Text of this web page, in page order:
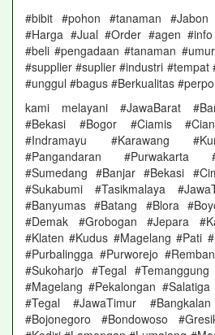
#bibit #pohon #tanaman
#Harga #Jual #Order #agen
#beli #pengadaan #tanaman
#supplier #suplier #industri #tempat
#unggul #bagus #Berkualitas
kami melayani #JawaBarat
#Bekasi #Bogor #Ciamis
#Indramayu #Karawang
#Pangandaran #Purwakarta
#Sumedang #Banjar #Bekasi
#Sukabumi #Tasikmalaya
#Banyumas #Batang #Blora
#Demak #Grobogan #Jepara
#Klaten #Kudus #Magelang #Pati
#Purbalingga #Purworejo
#Sukoharjo #Tegal
#Magelang #Pekalongan
#Tegal #JawaTimur
#Bojonegoro #Bondowoso